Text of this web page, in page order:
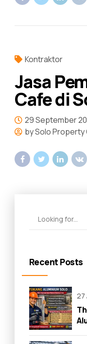
Kontraktor
Jasa
Cafe di
29 September
by Solo
Recent Posts
27